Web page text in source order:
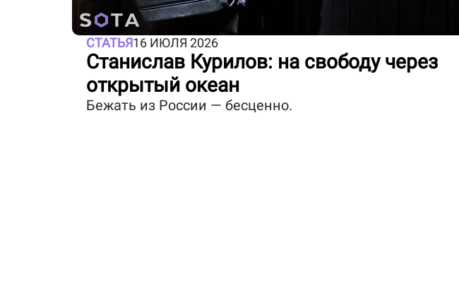
СТАТЬЯ16 ИЮЛЯ 2026
Станислав Курилов: на свободу через
открытый океан
Бежать из России — бесценно.